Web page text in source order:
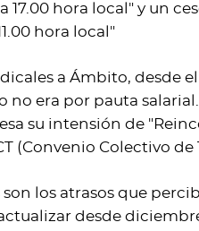
17.00 hora local" y un
hora local"
a Ámbito, desde
no era por pauta
su intensión de
(Convenio Colectivo
son los atrasos que
desde